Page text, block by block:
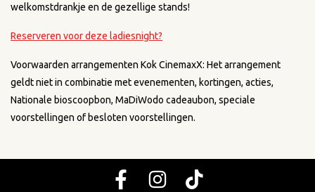
welkomstdrankje en de gezellige stands!
Reserveren voor deze ladiesnight?
Voorwaarden arrangementen Kok CinemaxX: Het arrangement
geldt niet in combinatie met evenementen, kortingen, acties,
Nationale bioscoopbon, MaDiWodo cadeaubon, speciale
voorstellingen of besloten voorstellingen.